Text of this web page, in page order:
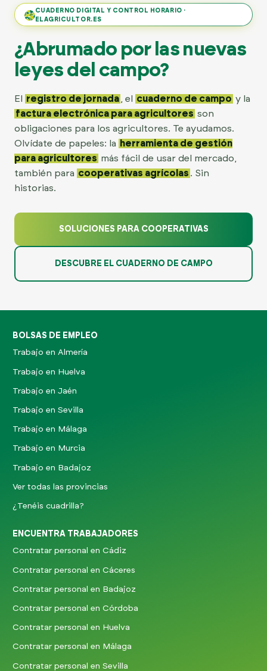
CUADERNO DIGITAL Y CONTROL HORARIO ·
ELAGRICULTOR.ES
¿Abrumado por las nuevas
leyes del campo?
El registro de jornada , el cuaderno de campo y la
factura electrónica para agricultores son
obligaciones para los agricultores. Te ayudamos.
Olvídate de papeles: la
herramienta de gestión
para agricultores más fácil de usar del mercado,
también para cooperativas agrícolas . Sin
historias.
SOLUCIONES PARA COOPERATIVAS
DESCUBRE EL CUADERNO DE CAMPO
BOLSAS DE EMPLEO
Trabajo en Almería
Trabajo en Huelva
Trabajo en Jaén
Trabajo en Sevilla
Trabajo en Málaga
Trabajo en Murcia
Trabajo en Badajoz
Ver todas las provincias
¿Tenéis cuadrilla?
ENCUENTRA TRABAJADORES
Contratar personal en Cádiz
Contratar personal en Cáceres
Contratar personal en Badajoz
Contratar personal en Córdoba
Contratar personal en Huelva
Contratar personal en Málaga
Contratar personal en Sevilla